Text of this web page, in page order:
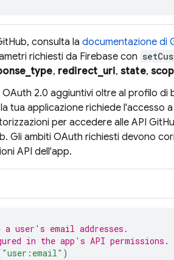
consulta la documentazione di
richiesti da Firebase con
, redirect_uri, state,
2.0 aggiuntivi oltre al profilo di
tua applicazione richiede l'accesso
per accedere alle API
Gli ambiti OAuth richiesti devono
API dell'app.
a user's email addresses.
in the app's API permissions.
"user:email" )